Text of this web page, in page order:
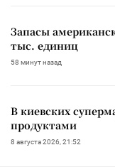
Запасы
тыс. единиц
58 минут назад
В киевских
продуктами
8 августа 2026, 21:52